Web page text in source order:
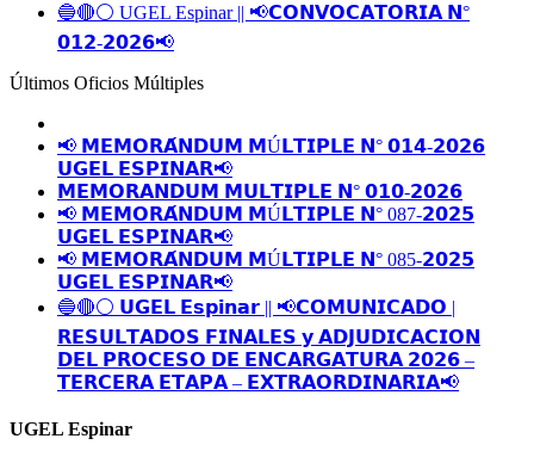
🔵🔴⚪️ UGEL Espinar || 📢𝗖𝗢𝗡𝗩𝗢𝗖𝗔𝗧𝗢𝗥𝗜𝗔 𝗡°
𝟬𝟭𝟮-𝟮𝟬𝟮𝟲📢
Últimos Oficios Múltiples
📢 𝗠𝗘𝗠𝗢𝗥𝗔́𝗡𝗗𝗨𝗠 𝗠Ú𝗟𝗧𝗜𝗣𝗟𝗘 𝗡° 𝟬𝟭𝟰-𝟮𝟬𝟮𝟲
𝗨𝗚𝗘𝗟 𝗘𝗦𝗣𝗜𝗡𝗔𝗥📢
𝗠𝗘𝗠𝗢𝗥𝗔𝗡𝗗𝗨𝗠 𝗠𝗨𝗟𝗧𝗜𝗣𝗟𝗘 𝗡° 𝟬𝟭𝟬-𝟮𝟬𝟮𝟲
📢 𝗠𝗘𝗠𝗢𝗥𝗔́𝗡𝗗𝗨𝗠 𝗠Ú𝗟𝗧𝗜𝗣𝗟𝗘 𝗡° 087-𝟮𝟬𝟮𝟱
𝗨𝗚𝗘𝗟 𝗘𝗦𝗣𝗜𝗡𝗔𝗥📢
📢 𝗠𝗘𝗠𝗢𝗥𝗔́𝗡𝗗𝗨𝗠 𝗠Ú𝗟𝗧𝗜𝗣𝗟𝗘 𝗡° 085-𝟮𝟬𝟮𝟱
𝗨𝗚𝗘𝗟 𝗘𝗦𝗣𝗜𝗡𝗔𝗥📢
🔵🔴⚪️ 𝗨𝗚𝗘𝗟 𝗘𝘀𝗽𝗶𝗻𝗮𝗿 || 📢𝗖𝗢𝗠𝗨𝗡𝗜𝗖𝗔𝗗𝗢 |
𝗥𝗘𝗦𝗨𝗟𝗧𝗔𝗗𝗢𝗦 𝗙𝗜𝗡𝗔𝗟𝗘𝗦 𝘆 𝗔𝗗𝗝𝗨𝗗𝗜𝗖𝗔𝗖𝗜𝗢𝗡
𝗗𝗘𝗟 𝗣𝗥𝗢𝗖𝗘𝗦𝗢 𝗗𝗘 𝗘𝗡𝗖𝗔𝗥𝗚𝗔𝗧𝗨𝗥𝗔 𝟮𝟬𝟮𝟲 –
𝗧𝗘𝗥𝗖𝗘𝗥𝗔 𝗘𝗧𝗔𝗣𝗔 – 𝗘𝗫𝗧𝗥𝗔𝗢𝗥𝗗𝗜𝗡𝗔𝗥𝗜𝗔📢
UGEL Espinar